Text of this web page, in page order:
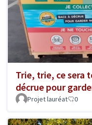
Trie, trie, ce sera
décrue pour
Projet lauréat 0